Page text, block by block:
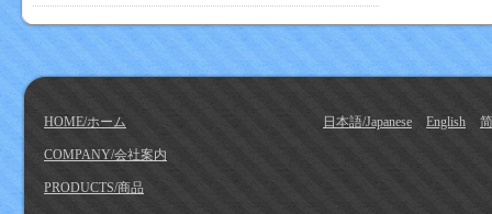
HOME/ホーム
COMPANY/会社案内
PRODUCTS/商品
日本語/Japanese English